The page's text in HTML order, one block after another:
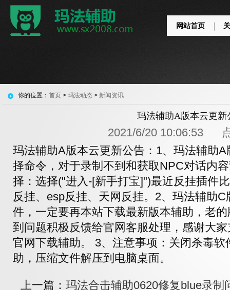
网站首页
你的位置： 首页 > 玛法动态 > 新闻资讯
玛法辅助A版本云更新
2021/6/20 10:06:53
玛法辅助A版本云更新公告：1、玛法辅助
择命令，对于录制不到和获取NPC对话内
择：选择("进入-[新手打宝]")最近反挂插件
反挂、esp反挂、天网反挂。2、玛法辅助
件，一定要再本站下载最新版本辅助，老
到问题积极反馈给官网客服处理，感谢大
官网下载辅助。 3、注意事项：关闭杀毒
助，压缩文件解压到电脑桌面。
上一篇： 玛法合击辅助0620修复blue录制